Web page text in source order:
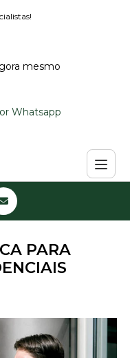
mesmo
Whatsapp
residenciais
PARA